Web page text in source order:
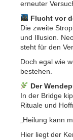
erneuter
Flucht vor
Die zweite
und Illusion.
steht für den
Doch egal wie
bestehen.
Der
In der Bridge
Rituale und
„Heilung kann
Hier liegt der